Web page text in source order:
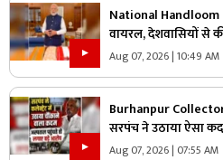
National Handloom
वायरल, देशवासियों से
Aug 07, 2026 | 10:49 AM
Burhanpur
सरपंच ने उठाया ऐसा
अधिकारी और नेता, जानें
Aug 07, 2026 | 07:55 AM